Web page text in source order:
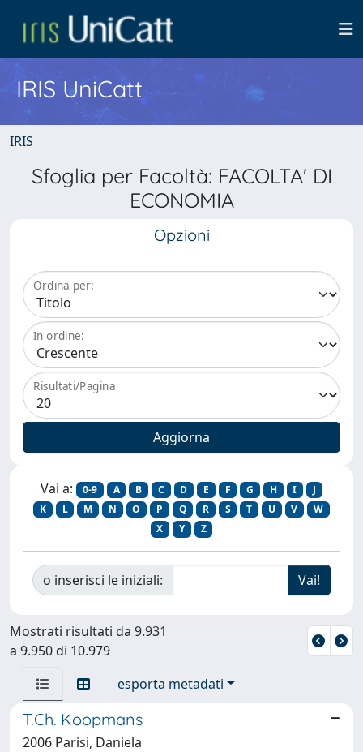
IRIS UniCatt
IRIS
Sfoglia per Facoltà: FACOLTA' DI
ECONOMIA
Opzioni
Ordina per:
In ordine:
Risultati/Pagina
Vai a: 0-9 A B C D E F G H I
J
K
L M N O P Q R S T U V
W
X
Y Z
o inserisci le iniziali:
Mostrati risultati da 9.931
a 9.950 di 10.979
esporta metadati
T.Ch. Koopmans
2006 Parisi, Daniela